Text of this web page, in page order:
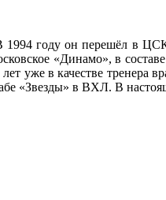
1994 году он перешёл в
«Динамо», в
уже в качестве тренера
«Звезды» в ВХЛ. В